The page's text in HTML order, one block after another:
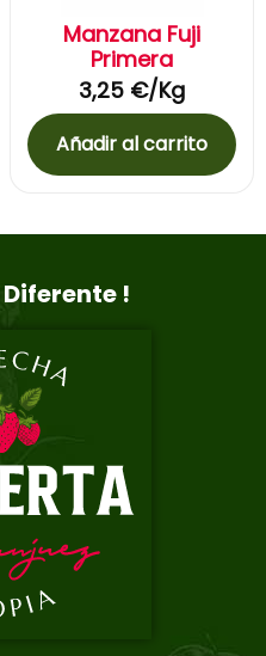
Manzana Fuji
Primera
3,25 €/Kg
Añadir al carrito
Diferente !